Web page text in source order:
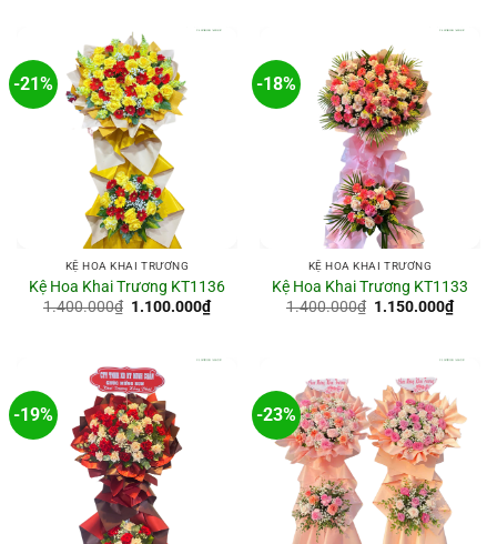
1.050.000₫.
-21%
KỆ HOA KHAI TRƯƠNG
Kệ Hoa Khai Trương KT1136
1.400.000₫ Giá
1.100.000₫Giá
hiện
1.100.000₫.
-18%
KỆ HOA KHAI TRƯƠNG
Kệ Hoa Khai Trương KT1133
1.400.000₫ Giá
1.150.000₫Giá
hiện
-19% -23%